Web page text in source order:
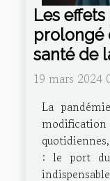
Les
prolongé
santé de
19 mars 2024
La
: le port du